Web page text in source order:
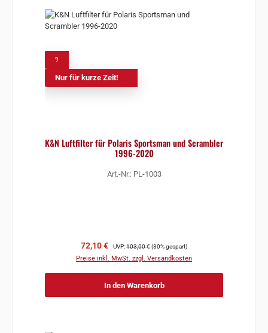
Nur für kurze Zeit!
K&N Luftfilter für Polaris Sportsman und Scrambler
1996-2020
Art.-Nr.: PL-1003
Verkaufspreis:
72,10 € Regulärer Preis:
UVP:103,00 €(30% gespart)
Preise inkl. MwSt. zzgl. Versandkosten
In den Warenkorb